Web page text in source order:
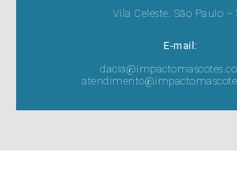
Vila Celeste. São Paulo –
E-mail: